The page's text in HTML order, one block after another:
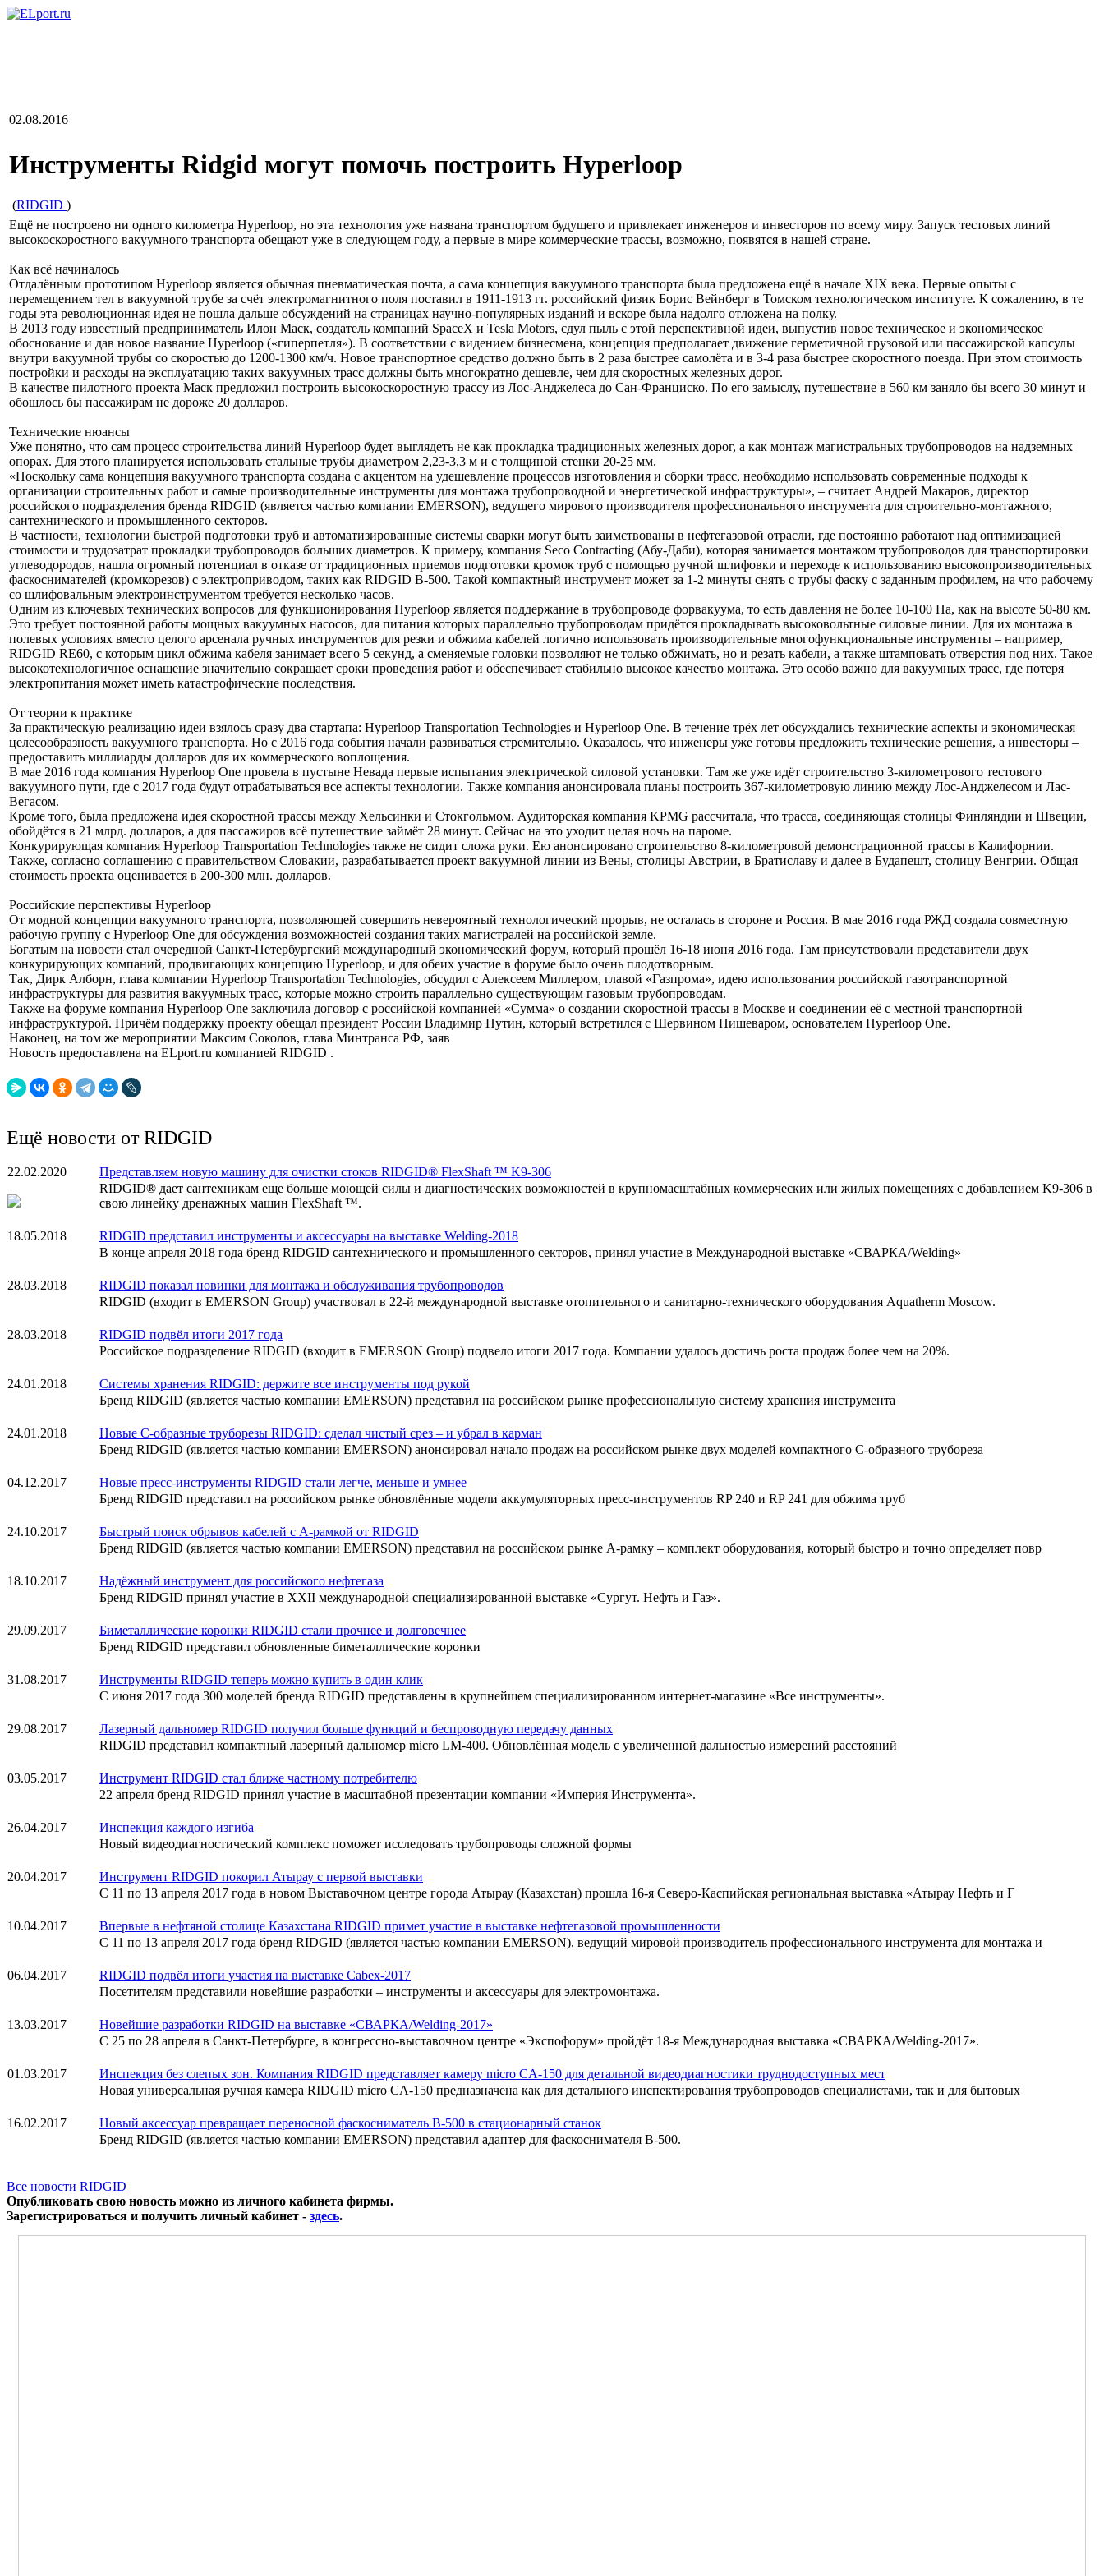
02.08.2016
Инструменты Ridgid могут помочь построить Hyperloop
(RIDGID )
Ещё не построено ни одного километра Hyperloop, но эта технология уже названа транспортом будущего и привлекает инженеров и инвесторов по всему миру. Запуск тестовых линий
высокоскоростного вакуумного транспорта обещают уже в следующем году, а первые в мире коммерческие трассы, возможно, появятся в нашей стране.
Как всё начиналось
Отдалённым прототипом Hyperloop является обычная пневматическая почта, а сама концепция вакуумного транспорта была предложена ещё в начале XIX века. Первые опыты с
перемещением тел в вакуумной трубе за счёт электромагнитного поля поставил в 1911-1913 гг. российский физик Борис Вейнберг в Томском технологическом институте. К сожалению, в те
годы эта революционная идея не пошла дальше обсуждений на страницах научно-популярных изданий и вскоре была надолго отложена на полку.
В 2013 году известный предприниматель Илон Маск, создатель компаний SpaceX и Tesla Motors, сдул пыль с этой перспективной идеи, выпустив новое техническое и экономическое
обоснование и дав новое название Hyperloop («гиперпетля»). В соответствии с видением бизнесмена, концепция предполагает движение герметичной грузовой или пассажирской капсулы
внутри вакуумной трубы со скоростью до 1200-1300 км/ч. Новое транспортное средство должно быть в 2 раза быстрее самолёта и в 3-4 раза быстрее скоростного поезда. При этом стоимость
постройки и расходы на эксплуатацию таких вакуумных трасс должны быть многократно дешевле, чем для скоростных железных дорог.
В качестве пилотного проекта Маск предложил построить высокоскоростную трассу из Лос-Анджелеса до Сан-Франциско. По его замыслу, путешествие в 560 км заняло бы всего 30 минут и
обошлось бы пассажирам не дороже 20 долларов.
Технические нюансы
Уже понятно, что сам процесс строительства линий Hyperloop будет выглядеть не как прокладка традиционных железных дорог, а как монтаж магистральных трубопроводов на надземных
опорах. Для этого планируется использовать стальные трубы диаметром 2,23-3,3 м и с толщиной стенки 20-25 мм.
«Поскольку сама концепция вакуумного транспорта создана с акцентом на удешевление процессов изготовления и сборки трасс, необходимо использовать современные подходы к
организации строительных работ и самые производительные инструменты для монтажа трубопроводной и энергетической инфраструктуры», – считает Андрей Макаров, директор
российского подразделения бренда RIDGID (является частью компании EMERSON), ведущего мирового производителя профессионального инструмента для строительно-монтажного,
сантехнического и промышленного секторов.
В частности, технологии быстрой подготовки труб и автоматизированные системы сварки могут быть заимствованы в нефтегазовой отрасли, где постоянно работают над оптимизацией
стоимости и трудозатрат прокладки трубопроводов больших диаметров. К примеру, компания Seco Contracting (Абу-Даби), которая занимается монтажом трубопроводов для транспортировки
углеводородов, нашла огромный потенциал в отказе от традиционных приемов подготовки кромок труб с помощью ручной шлифовки и переходе к использованию высокопроизводительных
фаскоснимателей (кромкорезов) с электроприводом, таких как RIDGID B-500. Такой компактный инструмент может за 1-2 минуты снять с трубы фаску с заданным профилем, на что рабочему
со шлифовальным электроинструментом требуется несколько часов.
Одним из ключевых технических вопросов для функционирования Hyperloop является поддержание в трубопроводе форвакуума, то есть давления не более 10-100 Па, как на высоте 50-80 км.
Это требует постоянной работы мощных вакуумных насосов, для питания которых параллельно трубопроводам придётся прокладывать высоковольтные силовые линии. Для их монтажа в
полевых условиях вместо целого арсенала ручных инструментов для резки и обжима кабелей логично использовать производительные многофункциональные инструменты – например,
RIDGID RE60, с которым цикл обжима кабеля занимает всего 5 секунд, а сменяемые головки позволяют не только обжимать, но и резать кабели, а также штамповать отверстия под них. Такое
высокотехнологичное оснащение значительно сокращает сроки проведения работ и обеспечивает стабильно высокое качество монтажа. Это особо важно для вакуумных трасс, где потеря
электропитания может иметь катастрофические последствия.
От теории к практике
За практическую реализацию идеи взялось сразу два стартапа: Hyperloop Transportation Technologies и Hyperloop One. В течение трёх лет обсуждались технические аспекты и экономическая
целесообразность вакуумного транспорта. Но с 2016 года события начали развиваться стремительно. Оказалось, что инженеры уже готовы предложить технические решения, а инвесторы –
предоставить миллиарды долларов для их коммерческого воплощения.
В мае 2016 года компания Hyperloop One провела в пустыне Невада первые испытания электрической силовой установки. Там же уже идёт строительство 3-километрового тестового
вакуумного пути, где с 2017 года будут отрабатываться все аспекты технологии. Также компания анонсировала планы построить 367-километровую линию между Лос-Анджелесом и Лас-
Вегасом.
Кроме того, была предложена идея скоростной трассы между Хельсинки и Стокгольмом. Аудиторская компания KPMG рассчитала, что трасса, соединяющая столицы Финляндии и Швеции,
обойдётся в 21 млрд. долларов, а для пассажиров всё путешествие займёт 28 минут. Сейчас на это уходит целая ночь на пароме.
Конкурирующая компания Hyperloop Transportation Technologies также не сидит сложа руки. Ею анонсировано строительство 8-километровой демонстрационной трассы в Калифорнии.
Также, согласно соглашению с правительством Словакии, разрабатывается проект вакуумной линии из Вены, столицы Австрии, в Братиславу и далее в Будапешт, столицу Венгрии. Общая
стоимость проекта оценивается в 200-300 млн. долларов.
Российские перспективы Hyperloop
От модной концепции вакуумного транспорта, позволяющей совершить невероятный технологический прорыв, не осталась в стороне и Россия. В мае 2016 года РЖД создала совместную
рабочую группу с Hyperloop One для обсуждения возможностей создания таких магистралей на российской земле.
Богатым на новости стал очередной Санкт-Петербургский международный экономический форум, который прошёл 16-18 июня 2016 года. Там присутствовали представители двух
конкурирующих компаний, продвигающих концепцию Hyperloop, и для обеих участие в форуме было очень плодотворным.
Так, Дирк Алборн, глава компании Hyperloop Transportation Technologies, обсудил с Алексеем Миллером, главой «Газпрома», идею использования российской газотранспортной
инфраструктуры для развития вакуумных трасс, которые можно строить параллельно существующим газовым трубопроводам.
Также на форуме компания Hyperloop One заключила договор с российской компанией «Сумма» о создании скоростной трассы в Москве и соединении её с местной транспортной
инфраструктурой. Причём поддержку проекту обещал президент России Владимир Путин, который встретился с Шервином Пишеваром, основателем Hyperloop One.
Наконец, на том же мероприятии Максим Соколов, глава Минтранса РФ, заяв
Новость предоставлена на ELport.ru компанией RIDGID .
Ещё новости от RIDGID
22.02.2020
Представляем новую машину для очистки стоков RIDGID® FlexShaft ™ K9-306
RIDGID® дает сантехникам еще больше моющей силы и диагностических возможностей в крупномасштабных коммерческих или жилых помещениях с добавлением K9-306 в
свою линейку дренажных машин FlexShaft ™.
18.05.2018
RIDGID представил инструменты и аксессуары на выставке Welding-2018
В конце апреля 2018 года бренд RIDGID сантехнического и промышленного секторов, принял участие в Международной выставке «СВАРКА/Welding»
28.03.2018
RIDGID показал новинки для монтажа и обслуживания трубопроводов
RIDGID (входит в EMERSON Group) участвовал в 22-й международной выставке отопительного и санитарно-технического оборудования Aquatherm Moscow.
28.03.2018
RIDGID подвёл итоги 2017 года
Российское подразделение RIDGID (входит в EMERSON Group) подвело итоги 2017 года. Компании удалось достичь роста продаж более чем на 20%.
24.01.2018
Системы хранения RIDGID: держите все инструменты под рукой
Бренд RIDGID (является частью компании EMERSON) представил на российском рынке профессиональную систему хранения инструмента
24.01.2018
Новые С-образные труборезы RIDGID: сделал чистый срез – и убрал в карман
Бренд RIDGID (является частью компании EMERSON) анонсировал начало продаж на российском рынке двух моделей компактного С-образного трубореза
04.12.2017
Новые пресс-инструменты RIDGID стали легче, меньше и умнее
Бренд RIDGID представил на российском рынке обновлённые модели аккумуляторных пресс-инструментов RP 240 и RP 241 для обжима труб
24.10.2017
Быстрый поиск обрывов кабелей с А-рамкой от RIDGID
Бренд RIDGID (является частью компании EMERSON) представил на российском рынке А-рамку – комплект оборудования, который быстро и точно определяет повр
18.10.2017
Надёжный инструмент для российского нефтегаза
Бренд RIDGID принял участие в XXII международной специализированной выставке «Сургут. Нефть и Газ».
29.09.2017
Биметаллические коронки RIDGID стали прочнее и долговечнее
Бренд RIDGID представил обновленные биметаллические коронки
31.08.2017
Инструменты RIDGID теперь можно купить в один клик
С июня 2017 года 300 моделей бренда RIDGID представлены в крупнейшем специализированном интернет-магазине «Все инструменты».
29.08.2017
Лазерный дальномер RIDGID получил больше функций и беспроводную передачу данных
RIDGID представил компактный лазерный дальномер micro LM-400. Обновлённая модель с увеличенной дальностью измерений расстояний
03.05.2017
Инструмент RIDGID стал ближе частному потребителю
22 апреля бренд RIDGID принял участие в масштабной презентации компании «Империя Инструмента».
26.04.2017
Инспекция каждого изгиба
Новый видеодиагностический комплекс поможет исследовать трубопроводы сложной формы
20.04.2017
Инструмент RIDGID покорил Атырау с первой выставки
С 11 по 13 апреля 2017 года в новом Выставочном центре города Атырау (Казахстан) прошла 16-я Северо-Каспийская региональная выставка «Атырау Нефть и Г
10.04.2017
Впервые в нефтяной столице Казахстана RIDGID примет участие в выставке нефтегазовой промышленности
С 11 по 13 апреля 2017 года бренд RIDGID (является частью компании EMERSON), ведущий мировой производитель профессионального инструмента для монтажа и
06.04.2017
RIDGID подвёл итоги участия на выставке Cabex-2017
Посетителям представили новейшие разработки – инструменты и аксессуары для электромонтажа.
13.03.2017
Новейшие разработки RIDGID на выставке «СВАРКА/Welding-2017»
С 25 по 28 апреля в Санкт-Петербурге, в конгрессно-выставочном центре «Экспофорум» пройдёт 18-я Международная выставка «СВАРКА/Welding-2017».
01.03.2017
Инспекция без слепых зон. Компания RIDGID представляет камеру micro CA-150 для детальной видеодиагностики труднодоступных мест
Новая универсальная ручная камера RIDGID micro CA-150 предназначена как для детального инспектирования трубопроводов специалистами, так и для бытовых
16.02.2017
Новый аксессуар превращает переносной фаскосниматель B-500 в стационарный станок
Бренд RIDGID (является частью компании EMERSON) представил адаптер для фаскоснимателя B-500.
Все новости RIDGID
Опубликовать свою новость можно из личного кабинета фирмы.
Зарегистрироваться и получить личный кабинет - здесь.